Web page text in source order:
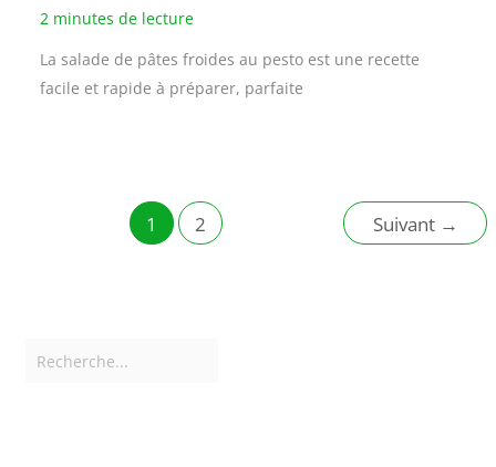
2 minutes de lecture
La salade de pâtes froides au pesto est une recette
facile et rapide à préparer, parfaite
1 2 Suivant →